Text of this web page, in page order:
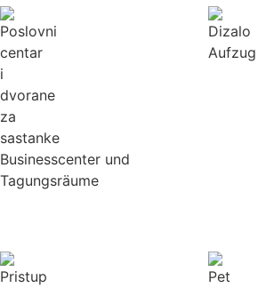
Businesscenter und
Tagungsräume
Aufzug